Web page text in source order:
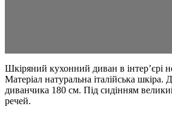
Шкіряний кухонний диван в інтер’єрі
Матеріал натуральна італійська
диванчика 180 см. Під сидінням
речей.